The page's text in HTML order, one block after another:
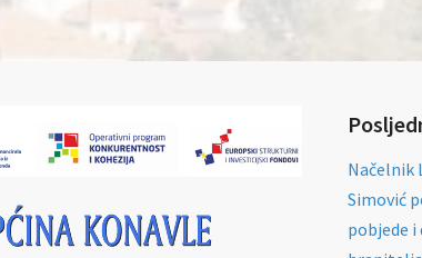
Načelnik
Simović
pobjede